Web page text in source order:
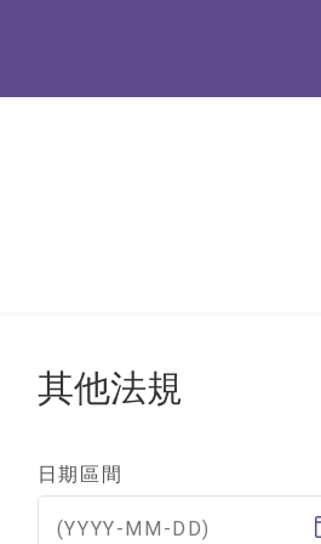
其他法規
日期區間
(YYYY-MM-DD)